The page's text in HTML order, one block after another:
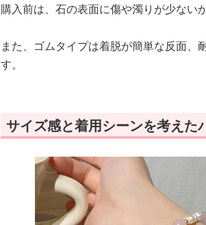
購入前は、石の表面に傷や濁りが少ない
また、ゴムタイプは着脱が簡単な反面、
す。
サイズ感と着用シーンを考えた